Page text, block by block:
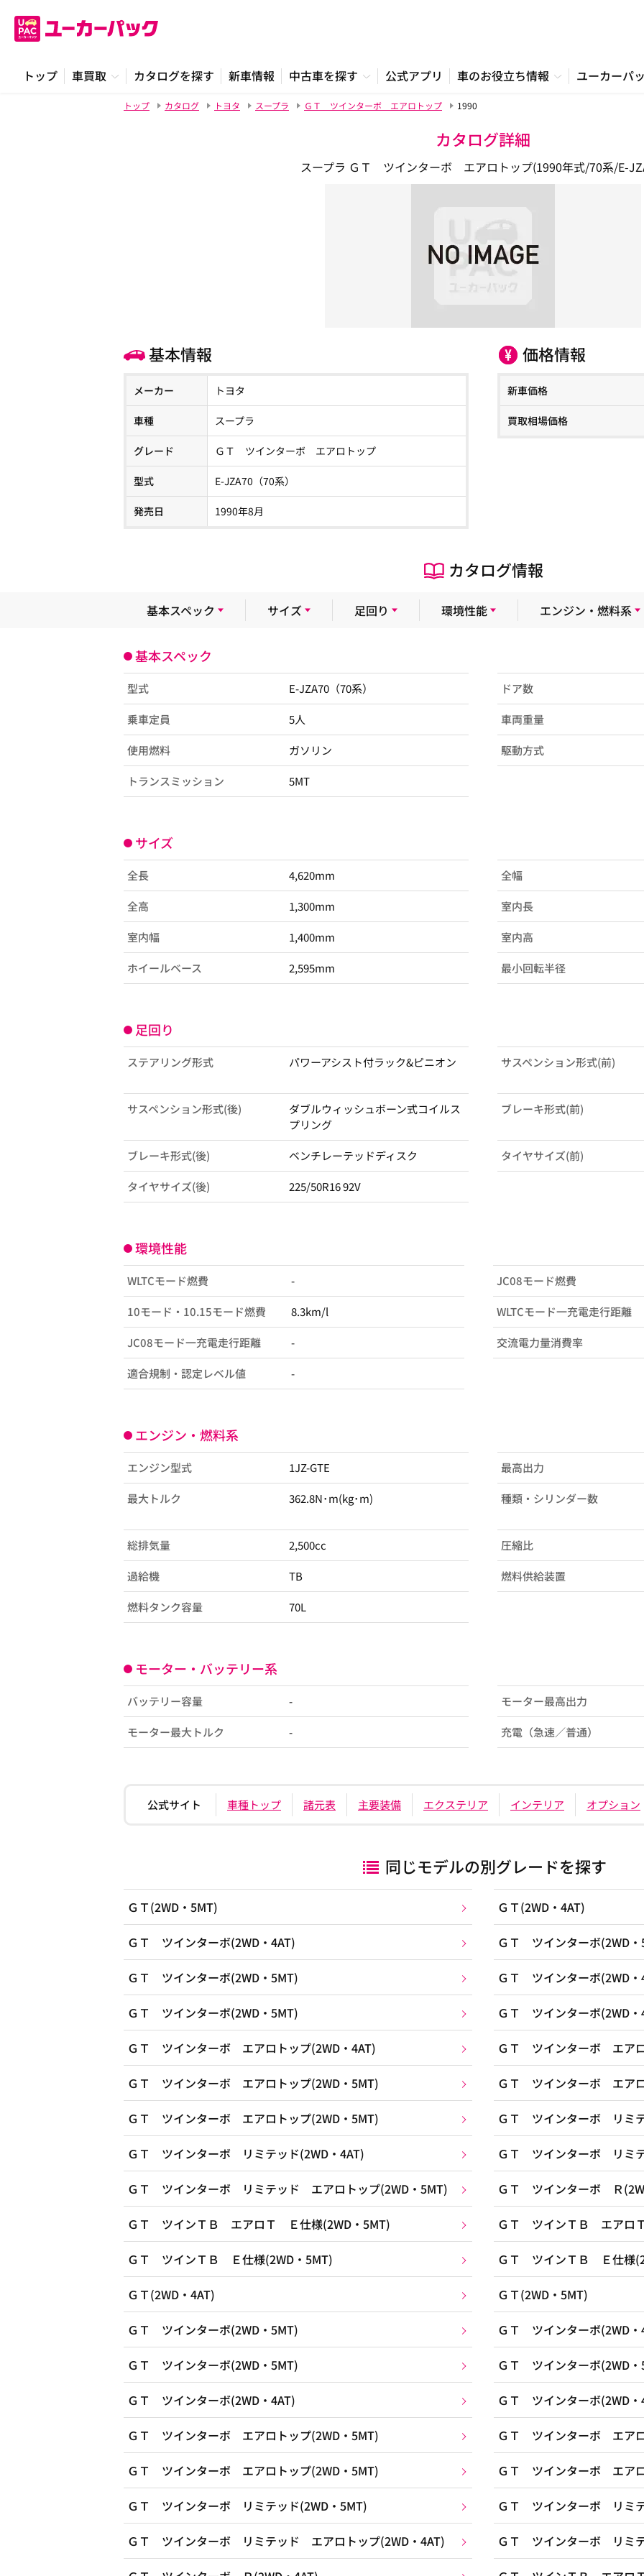
トップ 車買取 カタログを探す 新車情報 中古車を探す 公式アプリ 車のお役立ち情報 ユーカーパ
トップ カタログ トヨタ スープラ ＧＴ ツインターボ エアロトップ 1990
カタログ詳細
スープラ ＧＴ ツインターボ エアロトップ(1990年式/70系/E-
基本情報
メーカー トヨタ
車種 スープラ
グレード ＧＴ ツインターボ エアロトップ
型式 E-JZA70（70系）
発売日 1990年8月
価格情報
新車価格
買取相場価格
カタログ情報
基本スペック サイズ 足回り 環境性能 エンジン・燃料系
基本スペック
型式 E-JZA70（70系） ドア数
乗車定員 5人 車両重量
使用燃料 ガソリン 駆動方式
トランスミッション 5MT
サイズ
全長 4,620mm 全幅
全高 1,300mm 室内長
室内幅 1,400mm 室内高
ホイールベース 2,595mm 最小回転半径
足回り
ステアリング形式 パワーアシスト付ラック&ピニオン サスペンション形式(前)
サスペンション形式(後)
ダブルウィッシュボーン式コイルス
プリング
ブレーキ形式(前)
ブレーキ形式(後) ベンチレーテッドディスク タイヤサイズ(前)
タイヤサイズ(後) 225/50R16 92V
環境性能
WLTCモード燃費 - JC08モード燃費
10モード・10.15モード燃費 8.3km/l WLTCモード一充電走行距離
JC08モード一充電走行距離 - 交流電力量消費率
適合規制・認定レベル値 -
エンジン・燃料系
エンジン型式 1JZ-GTE 最高出力
最大トルク 362.8N･m(kg･m) 種類・シリンダー数
総排気量 2,500cc 圧縮比
過給機 TB 燃料供給装置
燃料タンク容量 70L
モーター・バッテリー系
バッテリー容量 - モーター最高出力
モーター最大トルク - 充電（急速／普通）
公式サイト 車種トップ 諸元表 主要装備 エクステリア インテリア オプション
同じモデルの別グレードを探す
ＧＴ(2WD・5MT) ＧＴ(2WD・4AT)
ＧＴ ツインターボ(2WD・4AT) ＧＴ ツインターボ(2WD・
ＧＴ ツインターボ(2WD・5MT) ＧＴ ツインターボ(2WD・
ＧＴ ツインターボ(2WD・5MT) ＧＴ ツインターボ(2WD・
ＧＴ ツインターボ エアロトップ(2WD・4AT) ＧＴ ツインターボ エア
ＧＴ ツインターボ エアロトップ(2WD・5MT) ＧＴ ツインターボ エア
ＧＴ ツインターボ エアロトップ(2WD・5MT) ＧＴ ツインターボ リミ
ＧＴ ツインターボ リミテッド(2WD・4AT) ＧＴ ツインターボ リミ
ＧＴ ツインターボ リミテッド エアロトップ(2WD・5MT) ＧＴ ツインターボ Ｒ
ＧＴ ツインＴＢ エアロＴ Ｅ仕様(2WD・5MT) ＧＴ ツインＴＢ エアロ
ＧＴ ツインＴＢ Ｅ仕様(2WD・5MT) ＧＴ ツインＴＢ Ｅ仕様
ＧＴ(2WD・4AT) ＧＴ(2WD・5MT)
ＧＴ ツインターボ(2WD・5MT) ＧＴ ツインターボ(2WD・
ＧＴ ツインターボ(2WD・5MT) ＧＴ ツインターボ(2WD・
ＧＴ ツインターボ(2WD・4AT) ＧＴ ツインターボ(2WD・
ＧＴ ツインターボ エアロトップ(2WD・5MT) ＧＴ ツインターボ エア
ＧＴ ツインターボ エアロトップ(2WD・5MT) ＧＴ ツインターボ エア
ＧＴ ツインターボ リミテッド(2WD・5MT) ＧＴ ツインターボ リミ
ＧＴ ツインターボ リミテッド エアロトップ(2WD・4AT) ＧＴ ツインターボ リミ